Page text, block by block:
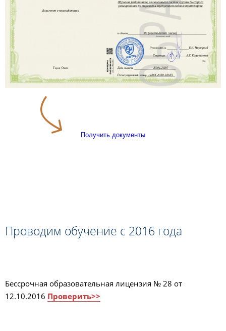
Получить документы
Проводим обучение с 2016 года
Бессрочная образовательная лицензия № 28 от
12.10.2016 Проверить>>